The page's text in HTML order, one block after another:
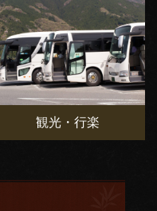
観光・行楽